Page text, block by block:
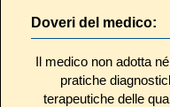
Doveri del medico:
Il medico non adotta
pratiche
terapeutiche delle